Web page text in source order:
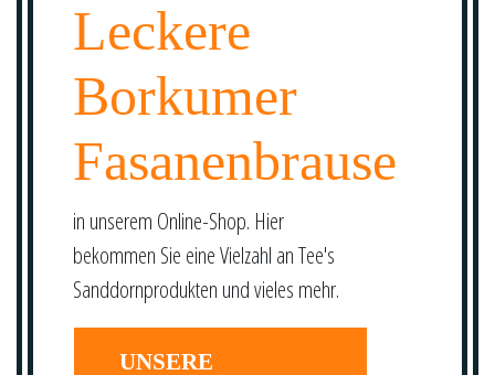
Leckere
Borkumer
Fasanenbrause
in unserem Online-Shop. Hier
bekommen Sie eine Vielzahl an Tee's
Sanddornprodukten und vieles mehr.
UNSERE